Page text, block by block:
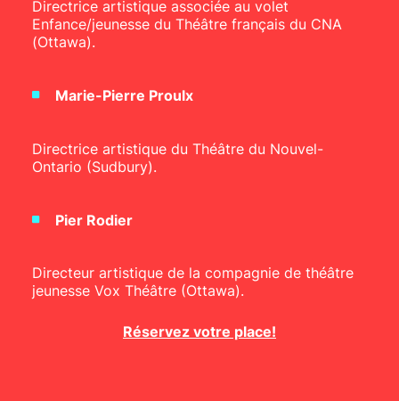
Directrice artistique associée au volet
Enfance/jeunesse du Théâtre français du CNA
(Ottawa).
Marie-Pierre Proulx
Directrice artistique du Théâtre du Nouvel-
Ontario (Sudbury).
Pier Rodier
Directeur artistique de la compagnie de théâtre
jeunesse Vox Théâtre (Ottawa).
Réservez votre place!